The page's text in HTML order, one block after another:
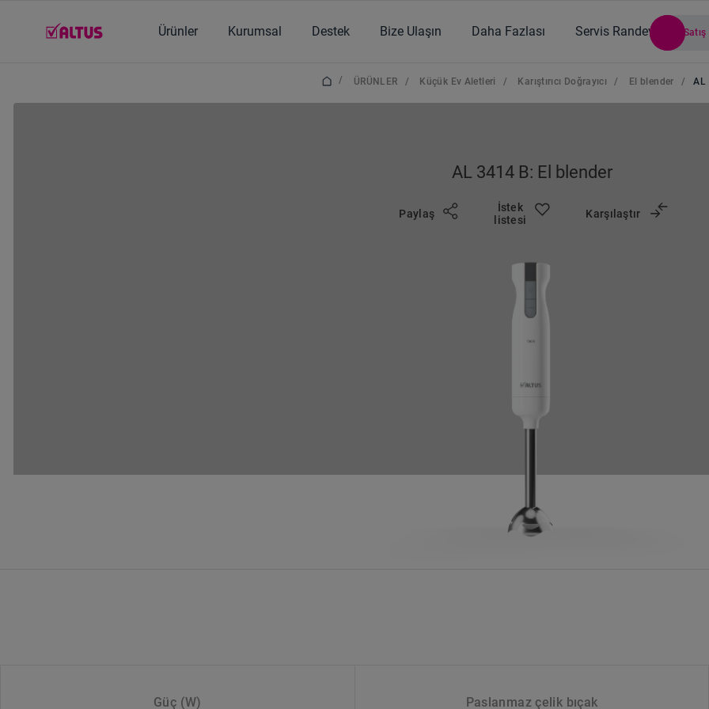
Ürünler
Kurumsal Destek Bize Ulaşın Daha Fazlası Servis Randevusu
/ ÜRÜNLER / Küçük Ev Aletleri / Karıştırıcı Doğrayıcı / El blender / AL
AL 3414 B: El blender
Paylaş
İstek
listesi
Karşılaştır
Güç (W)
Paslanmaz çelik bıçak